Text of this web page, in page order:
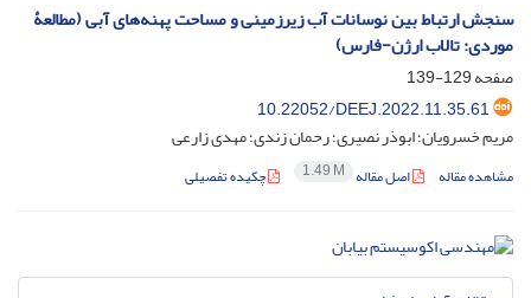
سنجش ارتباط بین نوسانات آب زیرزمینی و مساحت پهنه‌های آبی (مطالعۀ
موردی: تالاب ارژن-فارس)
صفحه129-139
10.22052/DEEJ.2022.11.35.61
مریم خسرویان؛ ابوذر نصیری؛ رحمان زندی؛ مهدی زارعی
مشاهده مقاله اصل مقاله 1.49 M چکیده تفصیلی